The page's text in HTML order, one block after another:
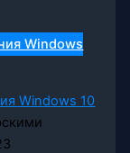
Windows
Windows 10